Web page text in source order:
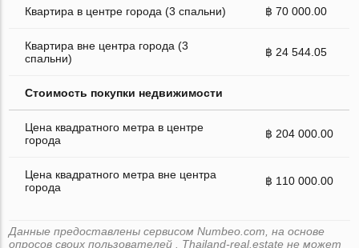
Квартира в центре города (3 спальни) ฿ 70 000.00
Квартира вне центра города (3
спальни)
฿ 24 544.05
Стоимость покупки недвижимости
Цена квадратного метра в центре
города
฿ 204 000.00
Цена квадратного метра вне центра
города
฿ 110 000.00
Данные предоставлены сервисом Numbeo.com, на основе
опросов своих пользователей . Thailand-real.estate не может